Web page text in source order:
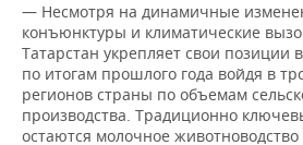
— Несмотря на динамичные
конъюнктуры и климатические
Татарстан укрепляет свои позиции
по итогам прошлого года войдя в
регионов страны по объемам
производства. Традиционно
остаются молочное животноводство